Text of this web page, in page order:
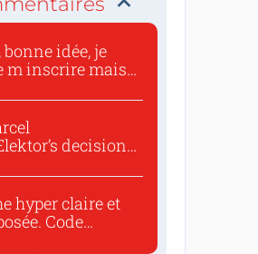
idée, je
m inscrire mais
decision
hyper claire et
Code